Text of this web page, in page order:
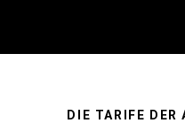
DIE TARIFE